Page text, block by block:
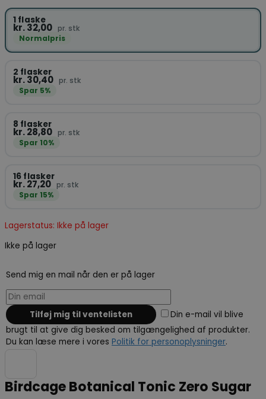
1 flaske
kr. 32,00 pr. stk
Normalpris
2 flasker
kr. 30,40 pr. stk
Spar 5%
8 flasker
kr. 28,80 pr. stk
Spar 10%
16 flasker
kr. 27,20 pr. stk
Spar 15%
Lagerstatus: Ikke på lager
Ikke på lager
Send mig en mail når den er på lager
Din e-mail vil blive
brugt til at give dig besked om tilgængelighed af produkter.
Du kan læse mere i vores Politik for personoplysninger.
Birdcage Botanical Tonic Zero Sugar